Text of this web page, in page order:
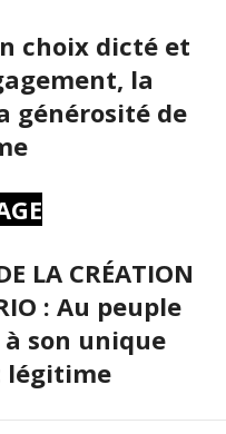
choix dicté et
la
générosité de
LA CRÉATION
: Au peuple
son unique
légitime